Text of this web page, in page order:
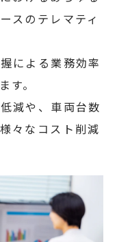
スのテレマティ
による業務効率
す。
減や、車両台数
々なコスト削減